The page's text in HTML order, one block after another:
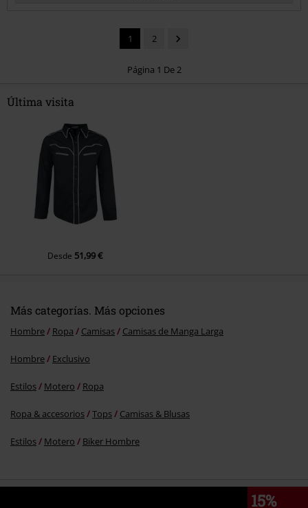
Enviar comentario
1 2
Página 1 De 2
Última visita
Desde 51,99 €
Más categorías. Más opciones
Hombre Ropa Camisas Camisas de Manga Larga
Hombre Exclusivo
Estilos Motero Ropa
Ropa & accesorios Tops Camisas & Blusas
Estilos Motero Biker Hombre
15%